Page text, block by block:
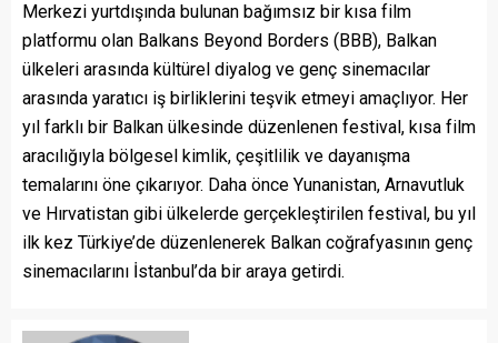
Merkezi yurtdışında bulunan bağımsız bir kısa film
platformu olan Balkans Beyond Borders (BBB), Balkan
ülkeleri arasında kültürel diyalog ve genç sinemacılar
arasında yaratıcı iş birliklerini teşvik etmeyi amaçlıyor. Her
yıl farklı bir Balkan ülkesinde düzenlenen festival, kısa film
aracılığıyla bölgesel kimlik, çeşitlilik ve dayanışma
temalarını öne çıkarıyor. Daha önce Yunanistan, Arnavutluk
ve Hırvatistan gibi ülkelerde gerçekleştirilen festival, bu yıl
ilk kez Türkiye’de düzenlenerek Balkan coğrafyasının genç
sinemacılarını İstanbul’da bir araya getirdi.